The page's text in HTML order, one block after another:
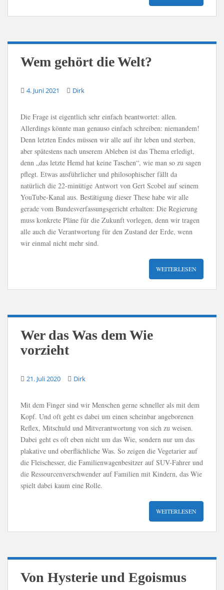
Wem gehört die Welt?
4. Juni 2021 Dirk
Die Frage ist eigentlich sehr einfach beantwortet: allen.
Allerdings könnte man genauso einfach schreiben: niemandem!
Denn letzten Endes müssen wir alle auf ihr leben und sterben,
aber spätestens nach unserem Ableben ist das Thema erledigt,
denn „das letzte Hemd hat keine Taschen“, wie man so zu sagen
pflegt. Etwas ausführlicher und philosophischer fällt da
natürlich die 22-minütige Antwort von Gert Scobel auf seinem
YouTube-Kanal aus. Bestätigung dieser These habe wir alle
gerade vom Bundesverfassungsgericht erhalten: Die Regierung
muss konkrete Pläne für die Zukunft vorlegen, denn wir tragen
alle auch die Verantwortung für den Zustand der Erde, wenn
wir einmal nicht mehr sind.
WEITERLESEN
Wer das Was dem Wie
vorzieht
21. Juli 2020 Dirk
Mit dem Finger sind wir Menschen gerne schneller als mit dem
Kopf. Und oft geht es dabei um einen scheinbar angeborenen
Reflex, Mitschuld und Mitverantwortung von sich zu weisen.
Dabei geht es oft eben nicht um das Wie, sondern nur um das
plakative und oberflächliche Was. So zeigen die Vegetarier auf
die Fleischesser, die Familienwagenbesitzer auf SUV-Fahrer und
die Ressourcenverschwender auf Familien mit Kindern, das Wie
spielt dabei kaum eine Rolle.
WEITERLESEN
Von Hysterie und Egoismus